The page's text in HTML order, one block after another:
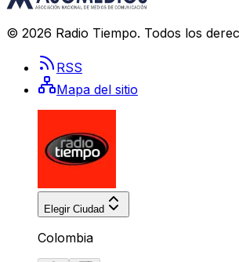
© 2026 Radio Tiempo. Todos los
RSS
Mapa del sitio
Elegir Ciudad
Colombia